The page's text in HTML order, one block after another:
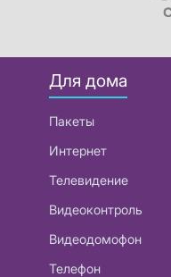
Для дома
Пакеты
Интернет
Телевидение
Видеоконтроль
Видеодомофон
Телефон